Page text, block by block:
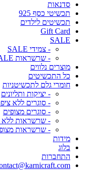
סדנאות
תכשיטי כסף 925
תכשיטים לילדים
Gift Card
SALE
- צמידי SALE
- שרשראות SALE
מוצרים נלווים
כל התכשיטים
חומרי גלם לתכשיטניות
- יציקות ותליונים
- סוגרים ללא
- סוגרים מצופים
- שרשראות ללא
- שרשראות
מידות
בלוג
התחברות